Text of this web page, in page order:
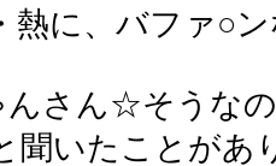
熱に、バファ○
さん☆そうな
聞いたことがあ